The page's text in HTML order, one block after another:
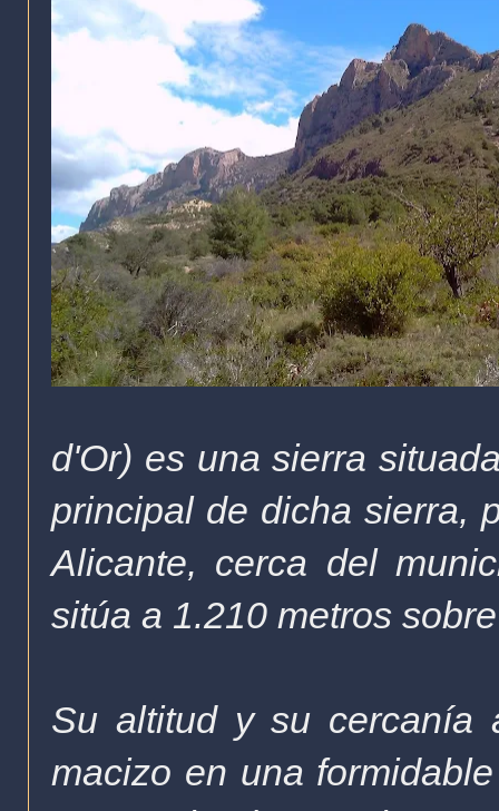
d'Or) es una sierra
principal de dicha sierra,
Alicante, cerca del
sitúa a 1.210 metros
Su altitud y su cercanía
macizo en una